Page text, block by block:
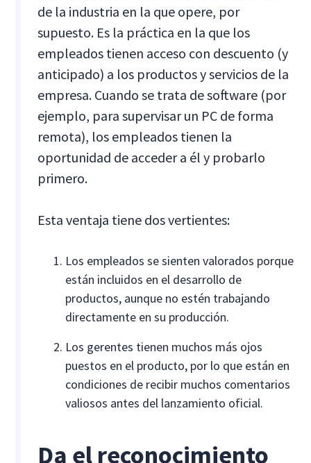
de la industria en la que opere, por
supuesto. Es la práctica en la que los
empleados tienen acceso con descuento (y
anticipado) a los productos y servicios de la
empresa. Cuando se trata de software (por
ejemplo, para supervisar un PC de forma
remota), los empleados tienen la
oportunidad de acceder a él y probarlo
primero.
Esta ventaja tiene dos vertientes:
Los empleados se sienten valorados porque
están incluidos en el desarrollo de
productos, aunque no estén trabajando
directamente en su producción.
Los gerentes tienen muchos más ojos
puestos en el producto, por lo que están en
condiciones de recibir muchos comentarios
valiosos antes del lanzamiento oficial.
Da el reconocimiento